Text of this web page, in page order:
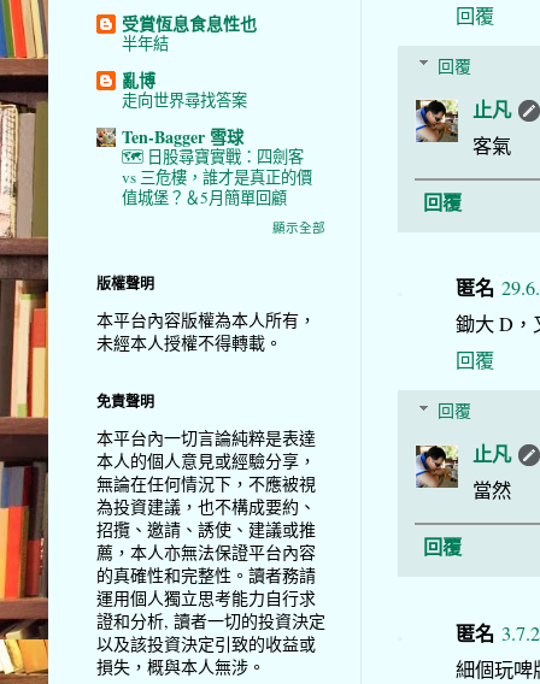
回覆
回覆
止凡
客氣
回覆
匿名
鋤大 D，
回覆
回覆
止凡
當然
回覆
匿名
細個玩啤
受賞恆息食息性也
半年結
亂博
走向世界尋找答案
Ten-Bagger 雪球
🗺️ 日股尋寶實戰：四劍客
vs 三危樓，誰才是真正的價
值城堡？＆5月簡單回顧
顯示全部
版權聲明
本平台內容版權為本人所有，
未經本人授權不得轉載。
免責聲明
本平台內一切言論純粹是表達
本人的個人意見或經驗分享，
無論在任何情況下，不應被視
為投資建議，也不構成要約、
招攬、邀請、誘使、建議或推
薦，本人亦無法保證平台內容
的真確性和完整性。讀者務請
運用個人獨立思考能力自行求
證和分析, 讀者一切的投資決定
以及該投資決定引致的收益或
損失，概與本人無涉。